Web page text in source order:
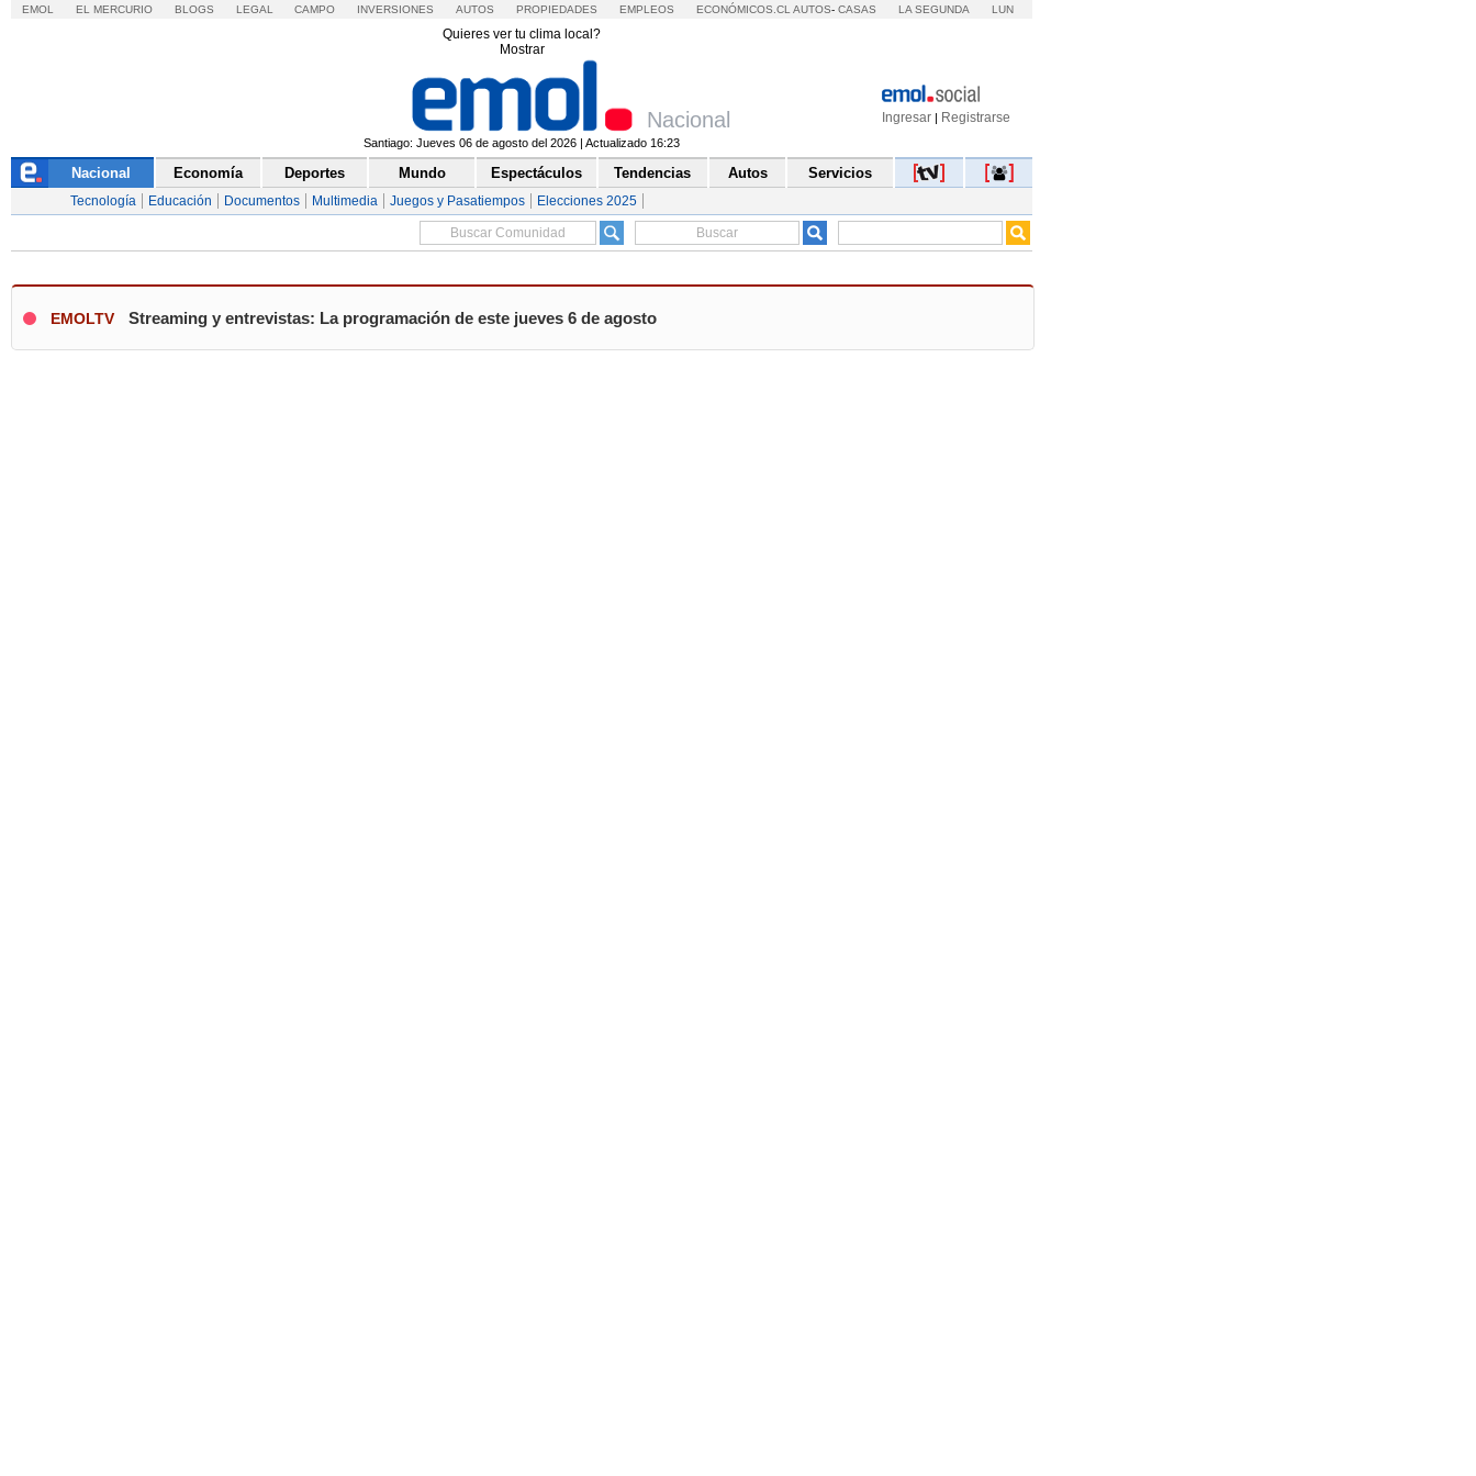
EMOL EL MERCURIO BLOGS LEGAL CAMPO INVERSIONES AUTOS PROPIEDADES EMPLEOS ECONÓMICOS.CL AUTOS- CASAS LA SEGUNDA LUN
Quieres ver tu clima local?
Mostrar
Ingresar | Registrarse
Nacional
Santiago: Jueves 06 de agosto del 2026 | Actualizado 16:23
Nacional Economía Deportes Mundo Espectáculos Tendencias Autos Servicios
Tecnología Educación Documentos Multimedia Juegos y Pasatiempos Elecciones 2025
EMOLTV Streaming y entrevistas: La programación de este jueves 6 de agosto